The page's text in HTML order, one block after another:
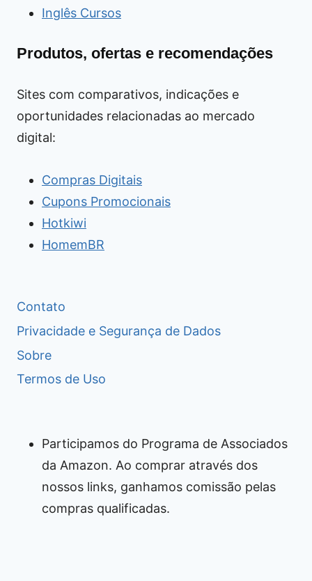
Inglês Cursos
Produtos, ofertas e recomendações
Sites com comparativos, indicações e
oportunidades relacionadas ao mercado
digital:
Compras Digitais
Cupons Promocionais
Hotkiwi
HomemBR
Contato
Privacidade e Segurança de Dados
Sobre
Termos de Uso
Participamos do Programa de Associados
da Amazon. Ao comprar através dos
nossos links, ganhamos comissão pelas
compras qualificadas.